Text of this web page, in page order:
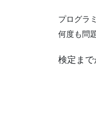
プログラ
何度も問
検定ま